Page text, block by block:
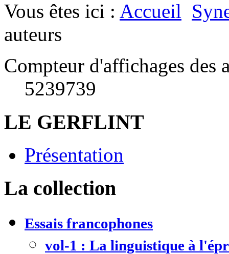
Vous êtes ici : Accueil
auteurs
Compteur d'affichages des
5239739
LE GERFLINT
Présentation
La collection
Essais francophones
vol-1 : La linguistique à